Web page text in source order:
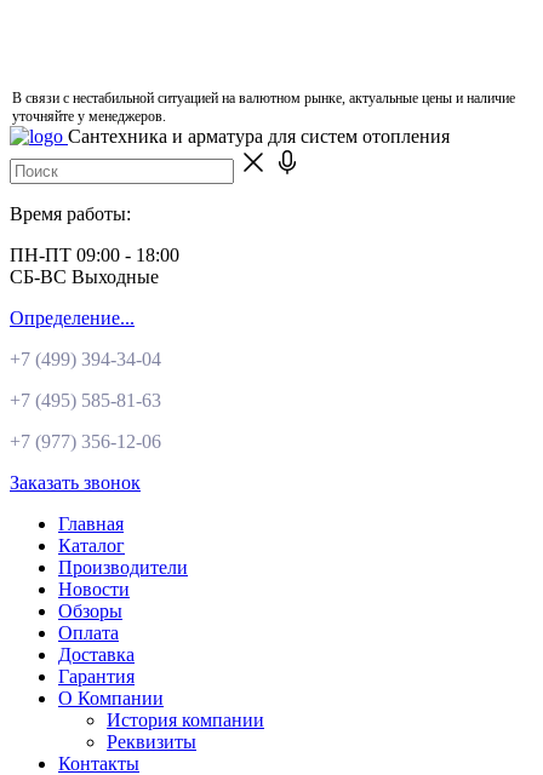
В связи с нестабильной ситуацией на валютном рынке, актуальные цены и наличие
уточняйте у менеджеров.
Сантехника и арматура для систем отопления
Время работы:
ПН-ПТ 09:00 - 18:00
СБ-ВС Выходные
Определение...
+7 (499) 394-34-04
+7 (495) 585-81-63
+7 (977) 356-12-06
Заказать звонок
Главная
Каталог
Производители
Новости
Обзоры
Оплата
Доставка
Гарантия
О Компании
История компании
Реквизиты
Контакты